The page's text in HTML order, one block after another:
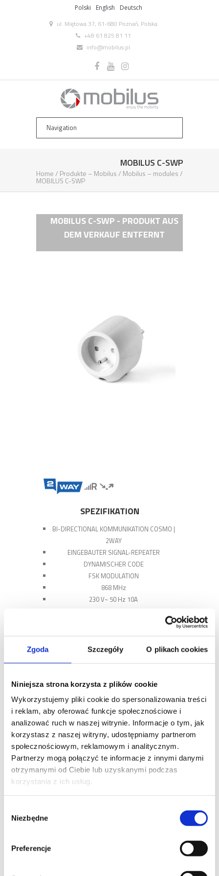
Zgoda Szczegóły O plikach cookies
Niniejsza strona korzysta z plików cookie
Wykorzystujemy pliki cookie do spersonalizowania treści
i reklam, aby oferować funkcje społecznościowe i
analizować ruch w naszej witrynie. Informacje o tym, jak
korzystasz z naszej witryny, udostępniamy partnerom
społecznościowym, reklamowym i analitycznym.
Partnerzy mogą połączyć te informacje z innymi danymi
otrzymanymi od Ciebie lub uzyskanymi podczas
korzystania z ich usług.
zgody
Niezbędne
Preferencje
Polski English Deutsch
ul. Miętowa 37, 61-680 Poznań, Polska
+48 61 825 81 11
info@mobilus.pl
MOBILUS C-SWP
Home/ Produkte – Mobilus/ Mobilus – modules/
MOBILUS C-SWP
MOBILUS C-SWP - PRODUKT AUS
DEM VERKAUF ENTFERNT
SPEZIFIKATION
BI-DIRECTIONAL KOMMUNIKATION COSMO |
2WAY
EINGEBAUTER SIGNAL-REPEATER
DYNAMISCHER CODE
FSK MODULATION
868 MHz
230 V~ 50 Hz 10A
Der Ein/Aus-Schalter ermöglicht es, dass
jedes Gerät, das an dieses Modul
angeschlossen ist, ein Teil des
INTELLIGENTEN HOME wird. Das
erweiterteCOSMO | 2WAYbidirektionale
Kommunikationsprotokoll bietet die
Rückmeldung über die Empfängerarbeit.
MOBILUS C-SWP
COSMO | GTWAnlaufstelle und alle
2WAY